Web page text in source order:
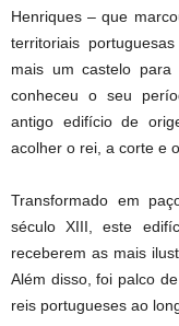
Henriques – que
territoriais
mais um castelo
conheceu o seu
antigo edifício de
acolher o rei, a corte e
Transformado em
século XIII, este
receberem as mais
Além disso, foi palco
reis portugueses ao